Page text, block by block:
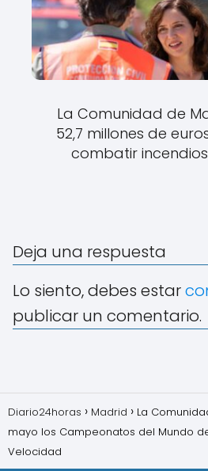
La Comunidad de
52,7 millones de
combatir
Deja una respuesta
Lo siento, debes estar
publicar un comentario.
Diario24horas Madrid
La
mayo los Campeonatos del Mundo
Velocidad